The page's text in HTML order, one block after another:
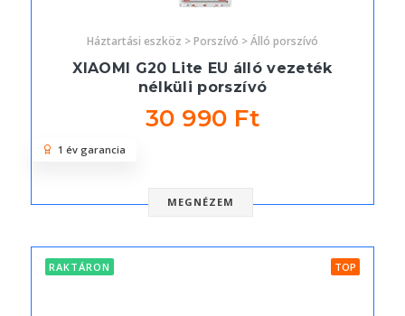
Háztartási eszköz > Porszívó > Álló porszívó
XIAOMI G20 Lite EU álló vezeték
nélküli porszívó
30 990 Ft
MEGNÉZEM
1 év garancia
RAKTÁRON TOP